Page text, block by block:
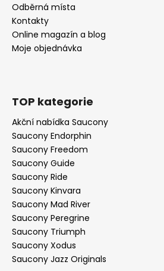
Odběrná místa
Kontakty
Online magazín a blog
Moje objednávka
TOP kategorie
Akční nabídka Saucony
Saucony Endorphin
Saucony Freedom
Saucony Guide
Saucony Ride
Saucony Kinvara
Saucony Mad River
Saucony Peregrine
Saucony Triumph
Saucony Xodus
Saucony Jazz Originals